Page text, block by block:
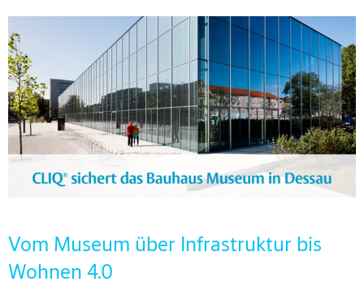
Vom Museum über Infrastruktur bis
Wohnen 4.0